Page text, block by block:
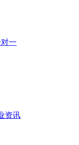
一
资讯